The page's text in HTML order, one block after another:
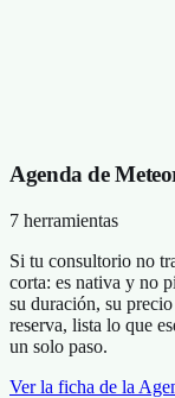
Agenda de
7 herramientas
Si tu consultorio no
corta: es nativa y no
su duración, su
reserva, lista lo que
un solo paso.
Ver la ficha de la